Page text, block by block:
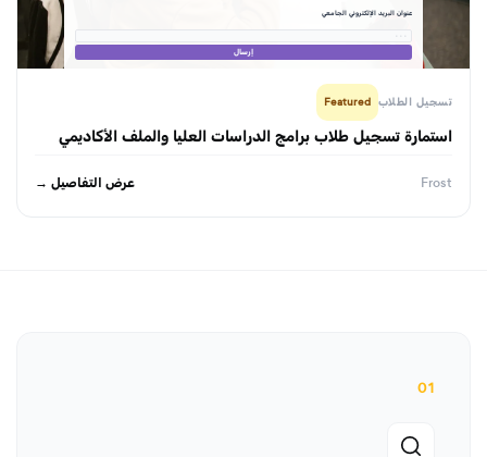
عنوان البريد الإلكتروني الجامعي
إرسال
تسجيل الطلاب Featured
استمارة تسجيل طلاب برامج الدراسات العليا والملف الأكاديمي
Frost عرض التفاصيل →
01